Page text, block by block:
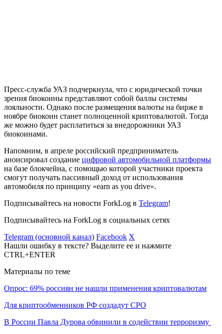
Пресс-служба УАЗ подчеркнула, что с юридической точки
зрения биокоины представляют собой баллы системы
лояльности. Однако после размещения валюты на бирже в
ноябре биокоин станет полноценной криптовалютой. Тогда
же можно будет расплатиться за внедорожники УАЗ
биокоинами.
Напомним, в апреле российский предприниматель
анонсировал создание цифровой автомобильной платформы
на базе блокчейна, с помощью которой участники проекта
смогут получать пассивный доход от использования
автомобиля по принципу «earn as you drive».
Подписывайтесь на новости ForkLog в Telegram!
Подписывайтесь на ForkLog в социальных сетях
Telegram (основной канал) Facebook X
Нашли ошибку в тексте? Выделите ее и нажмите
CTRL+ENTER
Материалы по теме
Опрос: 69% россиян не нашли применения криптовалютам
Для криптообменников РФ создадут СРО
В России Павла Дурова обвинили в содействии терроризму